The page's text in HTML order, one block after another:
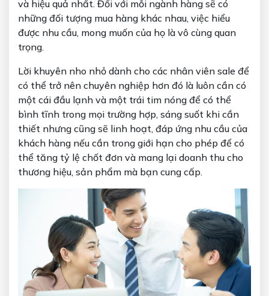
và hiệu quả nhất. Đối với mỗi ngành hàng sẽ có
những đối tượng mua hàng khác nhau, việc hiểu
được nhu cầu, mong muốn của họ là vô cùng quan
trọng.
Lời khuyên nho nhỏ dành cho các nhân viên sale để
có thể trở nên chuyên nghiệp hơn đó là luôn cần có
một cái đầu lạnh và một trái tim nóng để có thể
bình tĩnh trong mọi trường hợp, sáng suốt khi cần
thiết nhưng cũng sẽ linh hoạt, đáp ứng nhu cầu của
khách hàng nếu cần trong giới hạn cho phép để có
thể tăng tỷ lệ chốt đơn và mang lại doanh thu cho
thương hiệu, sản phẩm mà bạn cung cấp.